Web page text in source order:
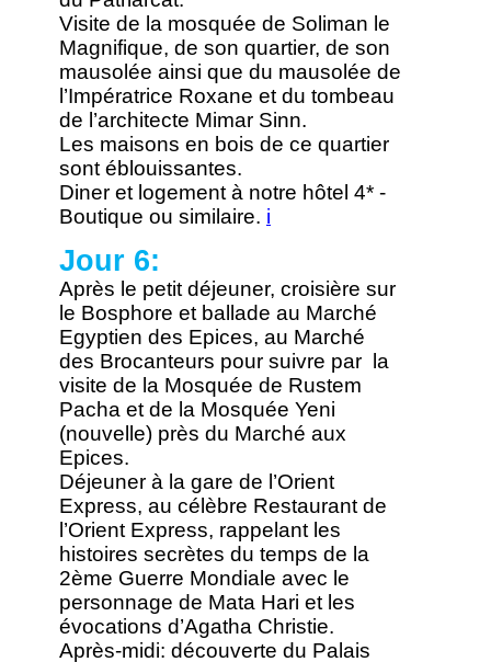
Visite de la mosquée de Soliman le
Magnifique, de son quartier, de son
mausolée ainsi que du mausolée de
l’Impératrice Roxane et du tombeau
de l’architecte Mimar Sinn.
Les maisons en bois de ce quartier
sont éblouissantes.
Diner et logement à notre hôtel 4* -
Boutique ou similaire. i
Jour 6:
Après le petit déjeuner, croisière sur
le Bosphore et ballade au Marché
Egyptien des Epices, au Marché
des Brocanteurs pour suivre par la
visite de la Mosquée de Rustem
Pacha et de la Mosquée Yeni
(nouvelle) près du Marché aux
Epices.
Déjeuner à la gare de l’Orient
Express, au célèbre Restaurant de
l’Orient Express, rappelant les
histoires secrètes du temps de la
2ème Guerre Mondiale avec le
personnage de Mata Hari et les
évocations d’Agatha Christie.
Après-midi: découverte du Palais